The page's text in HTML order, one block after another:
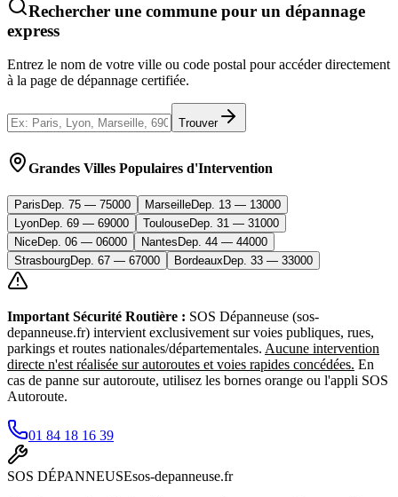
Rechercher une commune pour un dépannage
express
Entrez le nom de votre ville ou code postal pour accéder directement
à la page de dépannage certifiée.
Trouver
Grandes Villes Populaires d'Intervention
Paris Dep. 75 — 75000 MarseilleDep. 13 — 13000
LyonDep. 69 — 69000 ToulouseDep. 31 — 31000
NiceDep. 06 — 06000 Nantes Dep. 44 — 44000
StrasbourgDep. 67 — 67000 Bordeaux Dep. 33 — 33000
Important Sécurité Routière : SOS Dépanneuse (sos-
depanneuse.fr) intervient exclusivement sur voies publiques, rues,
parkings et routes nationales/départementales. Aucune intervention
directe n'est réalisée sur autoroutes et voies rapides concédées. En
cas de panne sur autoroute, utilisez les bornes orange ou l'appli SOS
Autoroute.
01 84 18 16 39
SOS DÉPANNEUSEsos-depanneuse.fr